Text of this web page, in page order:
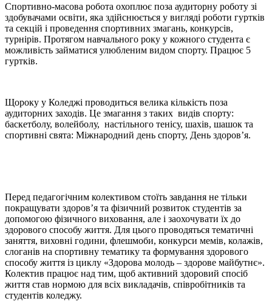
Спортивно-масова робота охоплює поза аудиторну роботу зі
здобувачами освіти, яка здійснюється у вигляді роботи гуртків
та секцій і проведення спортивних змагань, конкурсів,
турнірів. Протягом навчального року у кожного студента є
можливість займатися улюбленим видом спорту. Працює 5
гуртків.
Щороку у Коледжі проводиться велика кількість поза
аудиторних заходів. Це змагання з таких видів спорту:
баскетболу, волейболу, настільного тенісу, шахів, шашок та
спортивні свята: Міжнародний день спорту, День здоров’я.
Перед педагогічним колективом стоїть завдання не тільки
покращувати здоров’я та фізичний розвиток студентів за
допомогою фізичного виховання, але і заохочувати їх до
здорового способу життя. Для цього проводяться тематичні
заняття, виховні години, флешмоби, конкурси мемів, колажів,
слоганів на спортивну тематику та формування здорового
способу життя із циклу «Здорова молодь – здорове майбутнє».
Колектив працює над тим, щоб активний здоровий спосіб
життя став нормою для всіх викладачів, співробітників та
студентів коледжу.